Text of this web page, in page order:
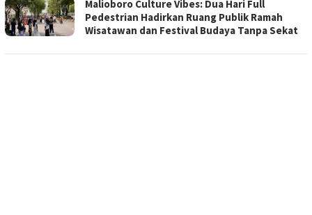
Malioboro Culture Vibes: Dua Hari Full
Pedestrian Hadirkan Ruang Publik Ramah
Wisatawan dan Festival Budaya Tanpa Sekat